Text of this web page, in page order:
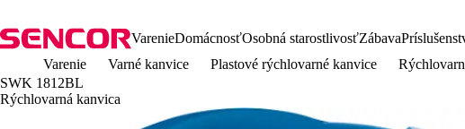
VarenieDomácnosťOsobná starostlivosťZábava
Varenie
Varné kanvice Plastové rýchlovarné kanvice
SWK 1812BL
Rýchlovarná kanvica